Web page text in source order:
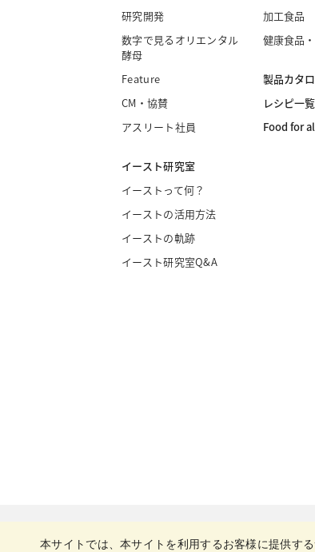
研究開発
数字で見るオリエンタル
酵母
Feature
CM・協賛
アスリート社員
イースト研究室
イーストって何？
イーストの活用方法
イーストの軌跡
イースト研究室Q&A
加工食品
健康食品
製品カタ
レシピ一覧
Food for
本サイトでは、本サイトを利用するお客様に提供す